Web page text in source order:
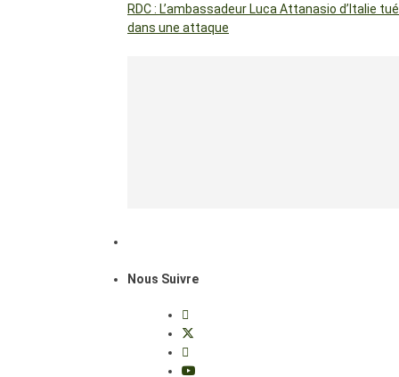
RDC : L’ambassadeur Luca Attanasio d’Italie tué
dans une attaque
Nous Suivre